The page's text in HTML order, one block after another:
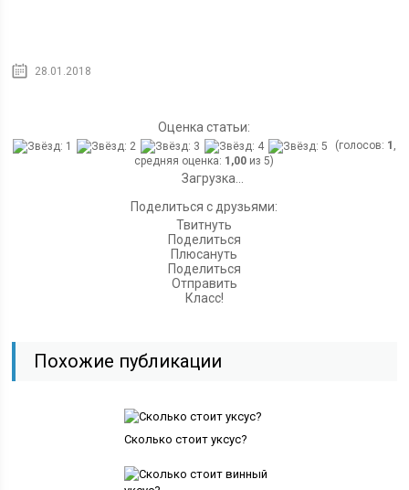
28.01.2018
Оценка статьи:
(голосов: 1 ,
средняя оценка: 1,00 из 5)
Загрузка...
Поделиться с друзьями:
Твитнуть
Поделиться
Плюсануть
Поделиться
Отправить
Класс!
Похожие публикации
Сколько стоит уксус?